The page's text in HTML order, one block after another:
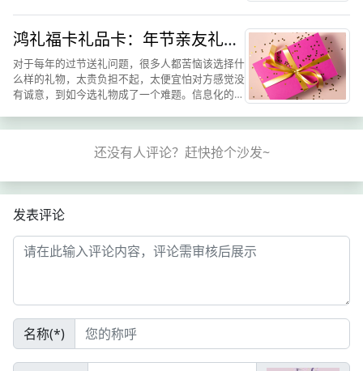
为在线上电影票团购？...
鸿礼福卡礼品卡：年节亲友礼赠
团购优选礼品
对于每年的过节送礼问题，很多人都苦恼该选择什
么样的礼物，太贵负担不起，太便宜怕对方感觉没
有诚意，到如今选礼物成了一个难题。信息化的大
发表评论
名称(*)